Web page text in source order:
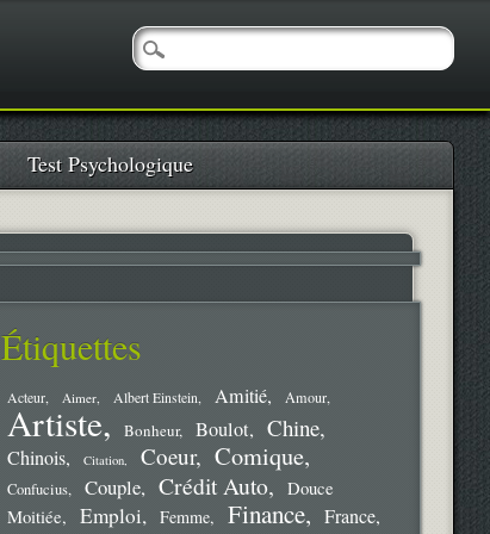
Test Psychologique
Étiquettes
Acteur Aimer Albert Einstein Amitié Amour
Artiste Bonheur Boulot Chine
Chinois Citation Coeur Comique
Confucius Couple Crédit Auto
Douce
Moitiée
Emploi Femme Finance France